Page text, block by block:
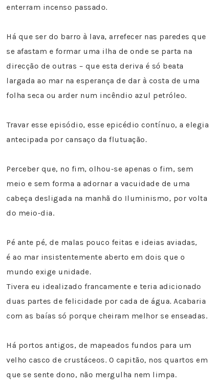
enterram incenso passado.
Há que ser do barro à lava, arrefecer nas paredes que
se afastam e formar uma ilha de onde se parta na
direcção de outras – que esta deriva é só beata
largada ao mar na esperança de dar à costa de uma
folha seca ou arder num incêndio azul petróleo.
Travar esse episódio, esse epicédio contínuo, a elegia
antecipada por cansaço da flutuação.
Perceber que, no fim, olhou-se apenas o fim, sem
meio e sem forma a adornar a vacuidade de uma
cabeça desligada na manhã do Iluminismo, por volta
do meio-dia.
Pé ante pé, de malas pouco feitas e ideias aviadas,
é ao mar insistentemente aberto em dois que o
mundo exige unidade.
Tivera eu idealizado francamente e teria adicionado
duas partes de felicidade por cada de água. Acabaria
com as baías só porque cheiram melhor se enseadas.
Há portos antigos, de mapeados fundos para um
velho casco de crustáceos. O capitão, nos quartos em
que se sente dono, não mergulha nem limpa.